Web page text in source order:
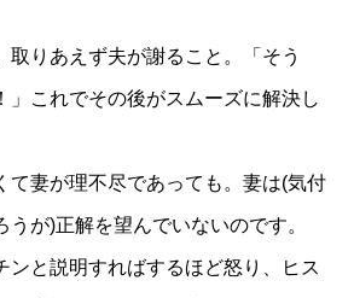
りあえず夫が謝ること。「そう
」これでその後がスムーズに解決し
妻が理不尽であっても。妻は(気付
うが)正解を望んでいないのです。
と説明すればするほど怒り、ヒス